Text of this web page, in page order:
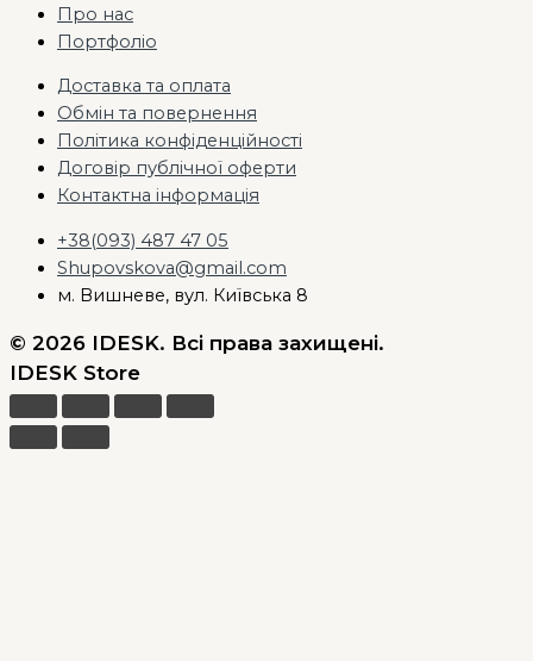
Про нас
Портфоліо
Доставка та оплата
Обмін та повернення
Політика конфіденційності
Договір публічної оферти
Контактна інформація
+38(093) 487 47 05
Shupovskova@gmail.com
м. Вишневе, вул. Київська 8
© 2026 IDESK. Всі права захищені.
IDESK Store